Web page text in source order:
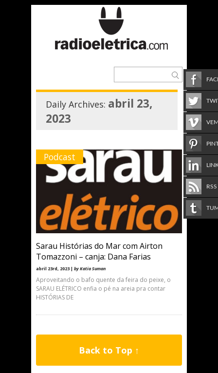
Daily Archives: abril 23,
2023
Podcast
Sarau Histórias do Mar com Airton
Tomazzoni – canja: Dana Farias
abril 23rd, 2023 | by Katia Suman
Aproveitando o bafo quente da feira do peixe, o
SARAU ELÉTRICO enfia o pé na areia pra contar
HISTÓRIAS DE
Back to Top ↑
RSS